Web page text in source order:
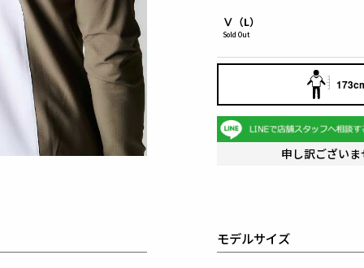
Ⅴ（L）
Sold Out
申し訳ござい
モデルサイズ